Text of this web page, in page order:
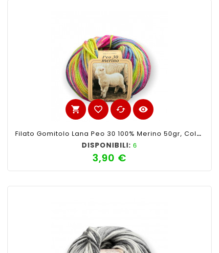
shopping_cart favorite_border cached visibility
Filato Gomitolo Lana Peo 30 100% Merino 50gr, Colore Mix Color N°141-Ferri Consigliati N°3-4
DISPONIBILI: 6
3,90 €